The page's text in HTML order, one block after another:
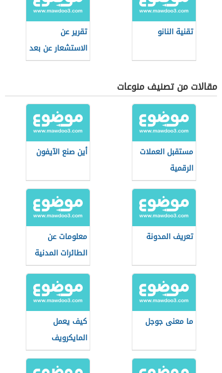
تقنية النانو
تقرير عن
الاستشعار عن بعد
مقالات من تصنيف منوعات
مستقبل العملات
الرقمية
أين صنع الآيفون
تعريف المدونة
معلومات عن
الطائرات المدنية
ما معنى جوجل
كيف يعمل
المايكرويف